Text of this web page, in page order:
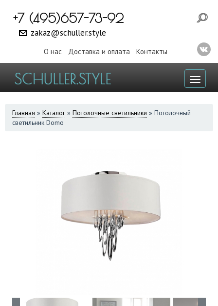
+7 (495)657-73-92
zakaz@schuller.style
О нас Доставка и оплата Контакты
ВЫ
ЗДЕСЬ
Главная » Каталог » Потолочные светильники » Потолочный
светильник Domo